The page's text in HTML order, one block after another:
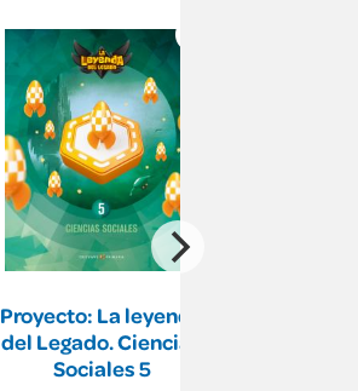
Proyecto: La leyenda
del Legado. Ciencias
Sociales 5